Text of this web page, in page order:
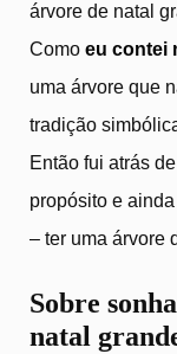
Como eu contei
uma árvore que
tradição
Então fui atrás
propósito e
– ter uma árvore
Sobre
natal